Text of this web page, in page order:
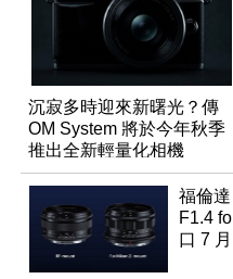
沉寂多時迎來新曙光？傳
OM System 將於今年秋季
推出全新輕量化相機
福倫
F1.4
口 7